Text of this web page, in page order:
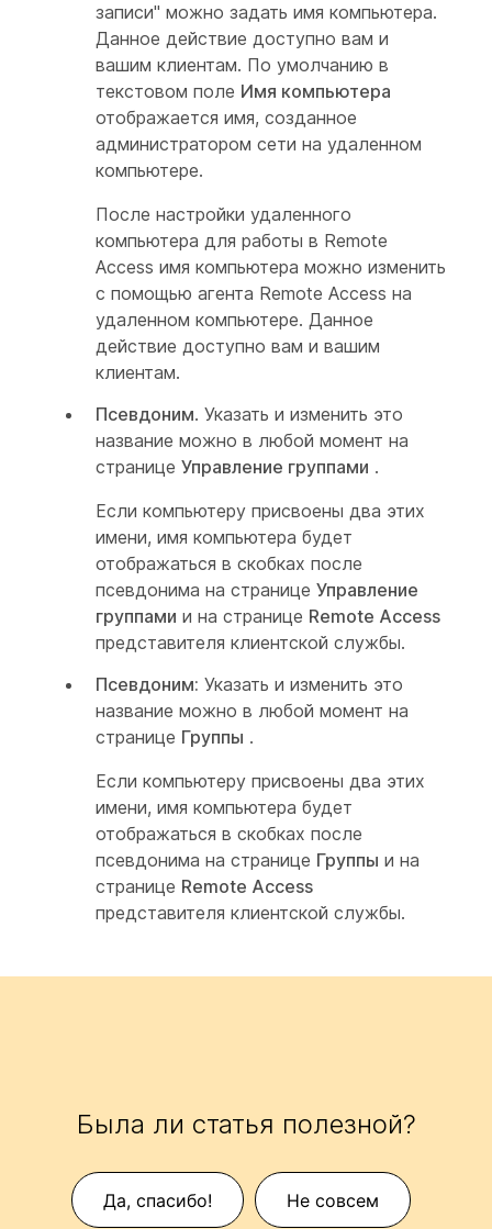
записи" можно задать имя компьютера.
Данное действие доступно вам и
вашим клиентам. По умолчанию в
текстовом поле Имя компьютера
отображается имя, созданное
администратором сети на удаленном
компьютере.
После настройки удаленного
компьютера для работы в Remote
Access имя компьютера можно изменить
с помощью агента Remote Access на
удаленном компьютере. Данное
действие доступно вам и вашим
клиентам.
Псевдоним. Указать и изменить это
название можно в любой момент на
странице Управление группами .
Если компьютеру присвоены два этих
имени, имя компьютера будет
отображаться в скобках после
псевдонима на странице Управление
группами и на странице Remote Access
представителя клиентской службы.
Псевдоним: Указать и изменить это
название можно в любой момент на
странице Группы .
Если компьютеру присвоены два этих
имени, имя компьютера будет
отображаться в скобках после
псевдонима на странице Группы и на
странице Remote Access
представителя клиентской службы.
Была ли статья полезной?
Да, спасибо! Не совсем